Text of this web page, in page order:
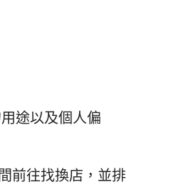
途以及個人偏
前往找換店，並排